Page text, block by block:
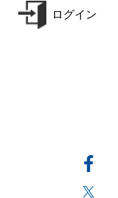
ログイン